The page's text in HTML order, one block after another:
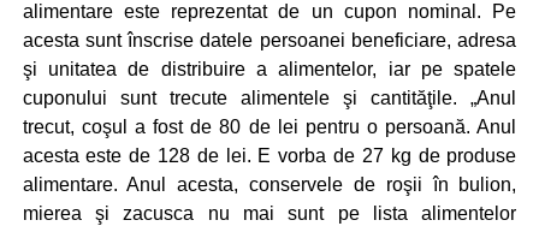
alimentare este reprezentat de un cupon nominal. Pe
acesta sunt înscrise datele persoanei beneficiare, adresa
şi unitatea de distribuire a alimentelor, iar pe spatele
cuponului sunt trecute alimentele şi cantităţile. „Anul
trecut, coşul a fost de 80 de lei pentru o persoană. Anul
acesta este de 128 de lei. E vorba de 27 kg de produse
alimentare. Anul acesta, conservele de roşii în bulion,
mierea şi zacusca nu mai sunt pe lista alimentelor